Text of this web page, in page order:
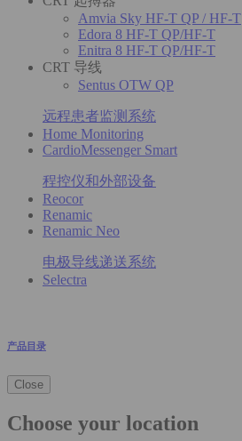
Amvia Sky HF-T QP / HF-T
Edora 8 HF-T QP/HF-T
Enitra 8 HF-T QP/HF-T
CRT 导线
Sentus OTW QP
远程患者监测系统
Home Monitoring
CardioMessenger Smart
程控仪和外部设备
Reocor
Renamic
Renamic Neo
电极导线递送系统
Selectra
产品目录
Close
Choose your location